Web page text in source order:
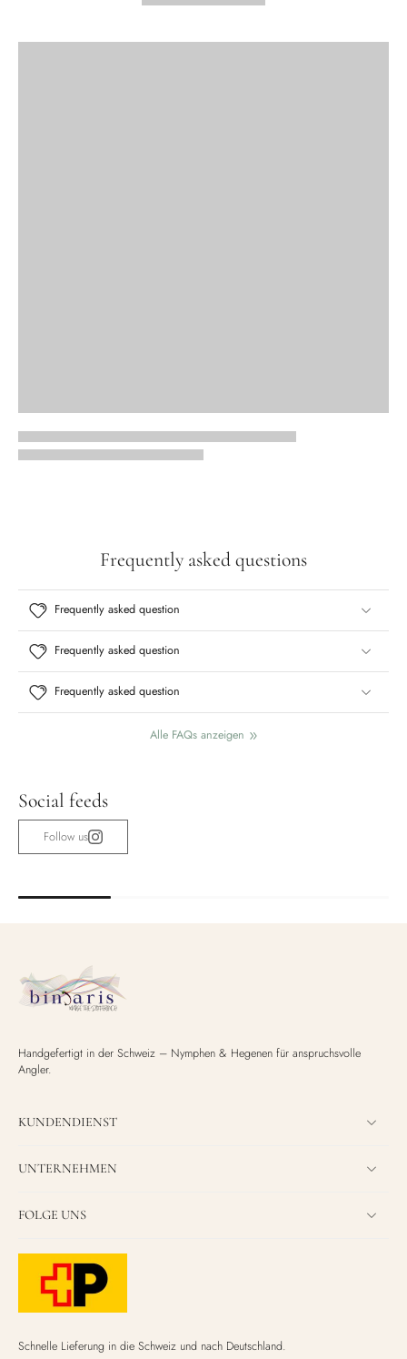
Frequently asked questions
Frequently asked question
Frequently asked question
Frequently asked question
Alle FAQs anzeigen
Social feeds
Follow us
Handgefertigt in der Schweiz – Nymphen & Hegenen für anspruchsvolle
Angler.
KUNDENDIENST
UNTERNEHMEN
FOLGE UNS
Schnelle Lieferung in die Schweiz und nach Deutschland.